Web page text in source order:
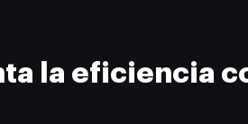
la eficiencia